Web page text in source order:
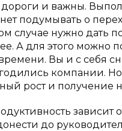
и важны.
подумывать о
случае нужно дать
А для этого можно
Вы и с себя
компании.
рост и получение
зависит
до